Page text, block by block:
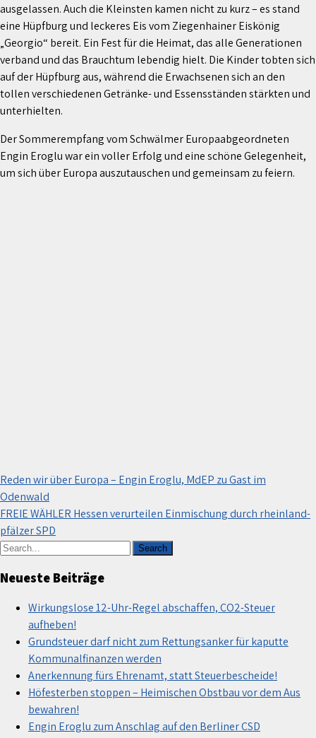
ausgelassen. Auch die Kleinsten kamen nicht zu kurz – es stand
eine Hüpfburg und leckeres Eis vom Ziegenhainer Eiskönig
„Georgio“ bereit. Ein Fest für die Heimat, das alle Generationen
verband und das Brauchtum lebendig hielt. Die Kinder tobten sich
auf der Hüpfburg aus, während die Erwachsenen sich an den
tollen verschiedenen Getränke- und Essensständen stärkten und
unterhielten.
Der Sommerempfang vom Schwälmer Europaabgeordneten
Engin Eroglu war ein voller Erfolg und eine schöne Gelegenheit,
um sich über Europa auszutauschen und gemeinsam zu feiern.
Beitragsnavigation
Reden wir über Europa – Engin Eroglu, MdEP zu Gast im
Odenwald
FREIE WÄHLER Hessen verurteilen Einmischung durch rheinland-
pfälzer SPD
Neueste Beiträge
Wirkungslose 12-Uhr-Regel abschaffen, CO2-Steuer
aufheben!
Grundsteuer darf nicht zum Rettungsanker für kaputte
Kommunalfinanzen werden
Anerkennung fürs Ehrenamt, statt Steuerbescheide!
Höfesterben stoppen – Heimischen Obstbau vor dem Aus
bewahren!
Engin Eroglu zum Anschlag auf den Berliner CSD